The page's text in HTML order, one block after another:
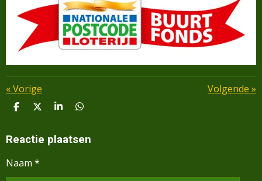
«Vorige Volgende »
D
E
D
L
S
R
D
E
Reactie plaatsen
Naam *